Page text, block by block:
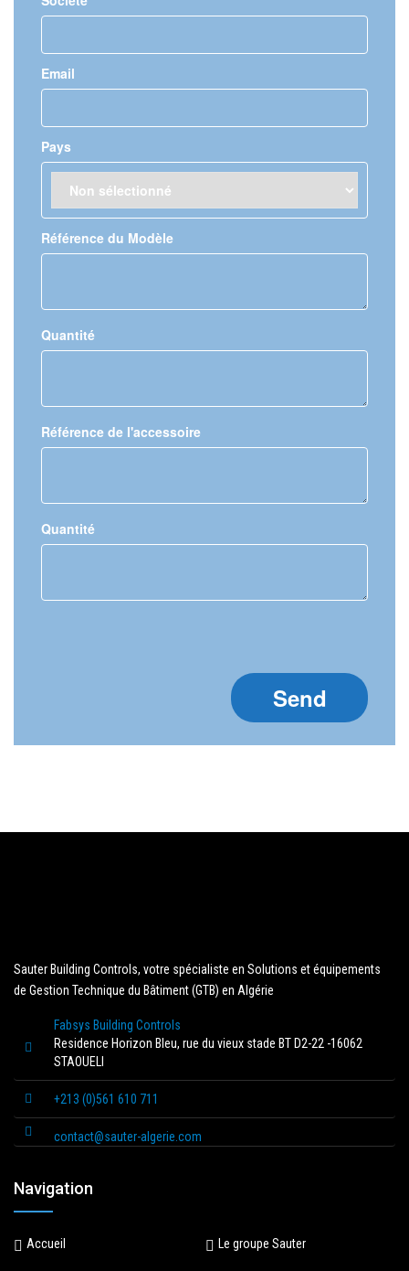
Email
Pays
Référence du Modèle
Quantité
Référence de l'accessoire
Quantité
Sauter Building Controls, votre spécialiste en Solutions et équipements
de Gestion Technique du Bâtiment (GTB) en Algérie
Fabsys Building Controls
Residence Horizon Bleu, rue du vieux stade BT D2-22 -16062
STAOUELI
+213 (0)561 610 711
contact@sauter-algerie.com
Navigation
Accueil Le groupe Sauter